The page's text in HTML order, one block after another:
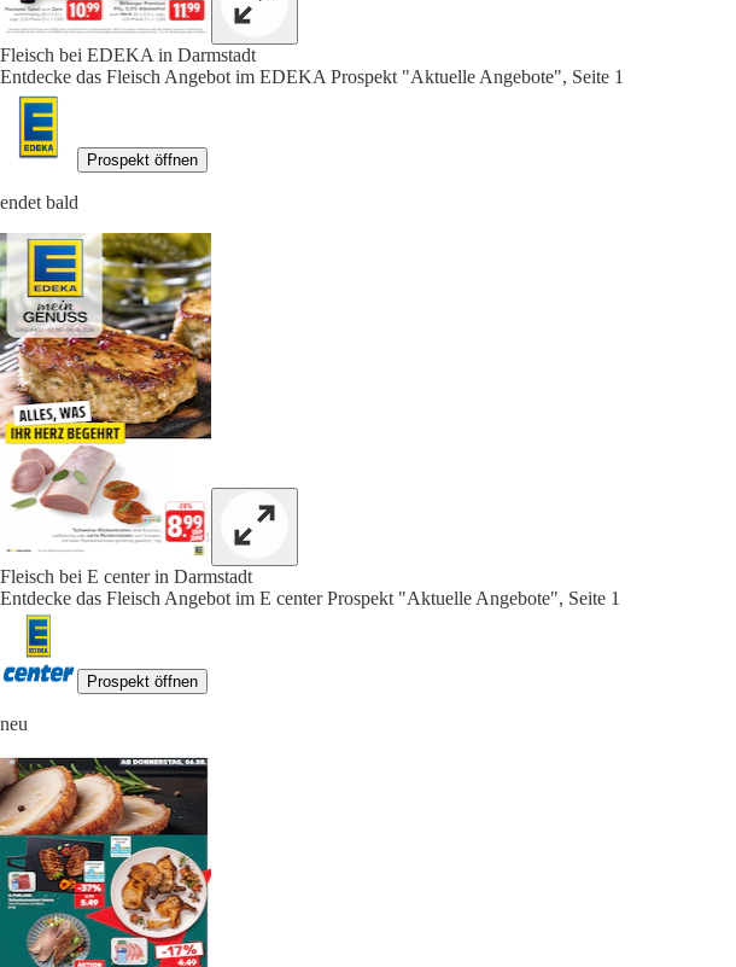
Fleisch bei EDEKA in Darmstadt
Entdecke das Fleisch Angebot im EDEKA Prospekt "Aktuelle Angebote", Seite 1
Prospekt öffnen
endet bald
Fleisch bei E center in Darmstadt
Entdecke das Fleisch Angebot im E center Prospekt "Aktuelle Angebote", Seite 1
Prospekt öffnen
neu